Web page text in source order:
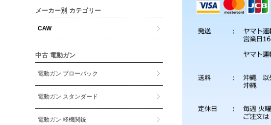
メーカー別 カテゴリー
CAW
中古 電動ガン
電動ガン ブローバック
電動ガン スタンダード
電動ガン 軽機関銃